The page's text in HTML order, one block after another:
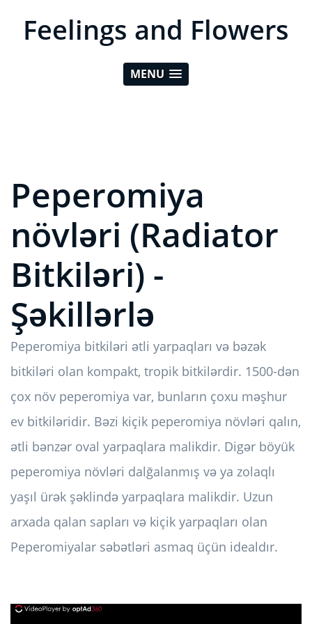
Feelings and Flowers
MENU
Peperomiya
növləri (Radiator
Bitkiləri) -
Şəkillərlə
Peperomiya bitkiləri ətli yarpaqları və bəzək
bitkiləri olan kompakt, tropik bitkilərdir. 1500-dən
çox növ peperomiya var, bunların çoxu məşhur
ev bitkiləridir. Bəzi kiçik peperomiya növləri qalın,
ətli bənzər oval yarpaqlara malikdir. Digər böyük
peperomiya növləri dalğalanmış və ya zolaqlı
yaşıl ürək şəklində yarpaqlara malikdir. Uzun
arxada qalan sapları və kiçik yarpaqları olan
Peperomiyalar səbətləri asmaq üçün idealdır.